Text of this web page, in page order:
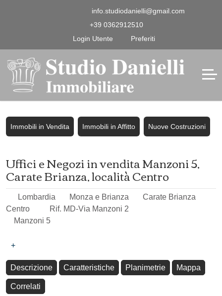
info.studiodanielli@gmail.com
+39 0362912510
Login Utente
Preferiti
Immobili in Vendita Immobili in Affitto Nuove Costruzioni
Uffici e Negozi in vendita Manzoni 5,
Carate Brianza, località Centro
Lombardia Monza e Brianza
Carate Brianza
Centro
Rif. MD-Via Manzoni 2
Manzoni 5
+
Descrizione Caratteristiche Planimetrie Mappa
Correlati